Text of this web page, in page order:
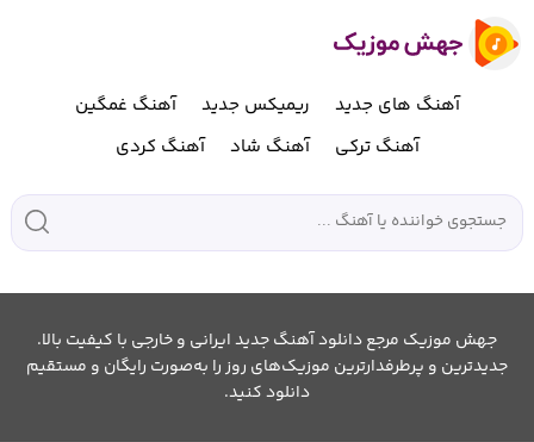
آهنگ های جدید ریمیکس جدید
آهنگ غمگین
آهنگ ترکی
آهنگ شاد آهنگ کردی
جهش موزیک مرجع دانلود آهنگ جدید ایرانی و خارجی با کیفیت بالا.
جدیدترین و پرطرفدارترین موزیک‌های روز را به‌صورت رایگان و مستقیم
دانلود کنید.